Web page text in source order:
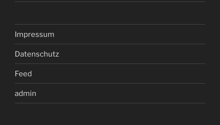
Impressum
Datenschutz
Feed
admin